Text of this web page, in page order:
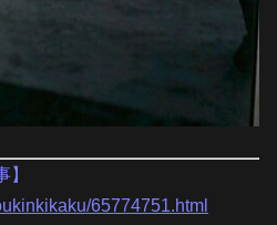
】
65774751.html